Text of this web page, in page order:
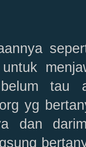
tau
yg
dan